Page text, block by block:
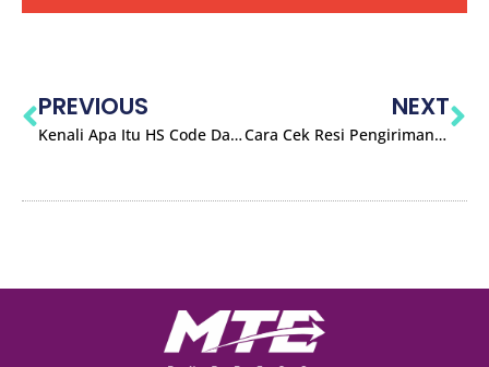
PREVIOUS
Kenali Apa Itu HS Code Dan Cara Penggunaanya Yang Wajib Diketahui
NEXT
Cara Cek Resi Pengiriman Ekspedisi Lokal China